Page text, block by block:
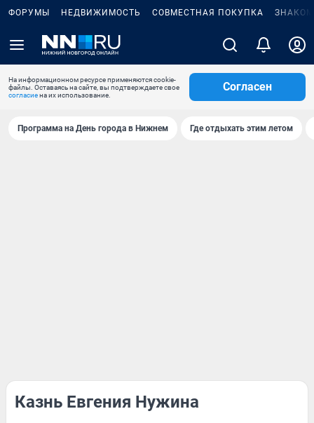
ФОРУМЫ НЕДВИЖИМОСТЬ СОВМЕСТНАЯ ПОКУПКА
На информационном ресурсе применяются cookie-
файлы. Оставаясь на сайте, вы подтверждаете свое
согласиена их использование.
Согласен
Программа на День города в Нижнем Где отдыхать этим летом
Казнь Евгения Нужина